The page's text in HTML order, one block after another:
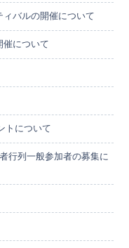
バルの開催について
催について
トについて
行列一般参加者の募集に